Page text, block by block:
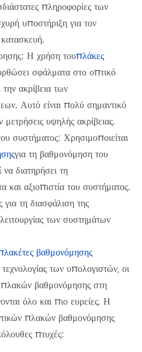
πληροφορίες των
υποστήριξη για τον
Η χρήση τουπλάκες
σφάλματα στο οπτικό
ακρίβεια των
Αυτό είναι πολύ σημαντικό
υψηλής ακρίβειας.
συστήματος: Χρησιμοποιείται
για τη βαθμονόμηση του
διατηρήσει τη
αξιοπιστία του συστήματος.
τη διασφάλιση της
των συστημάτων
βαθμονόμησης
των υπολογιστών, οι
βαθμονόμησης στη
όλο και πιο ευρείες. Η
πλακών βαθμονόμησης
πτυχές: